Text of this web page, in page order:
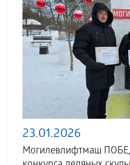
23.01.2026
Могилевлифтмаш